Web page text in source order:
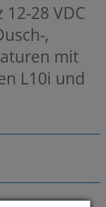
28 VDC
,
mit
L10i und